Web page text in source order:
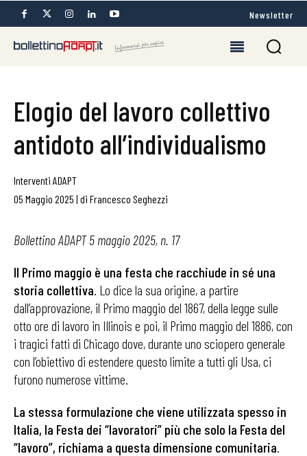
Newsletter
Elogio del lavoro collettivo
antidoto all’individualismo
Interventi ADAPT
05 Maggio 2025 | di Francesco Seghezzi
Bollettino ADAPT 5 maggio 2025, n. 17
Il Primo maggio è una festa che racchiude in sé una
storia collettiva. Lo dice la sua origine, a partire
dall’approvazione, il Primo maggio del 1867, della legge sulle
otto ore di lavoro in Illinois e poi, il Primo maggio del 1886, con
i tragici fatti di Chicago dove, durante uno sciopero generale
con l’obiettivo di estendere questo limite a tutti gli Usa, ci
furono numerose vittime.
La stessa formulazione che viene utilizzata spesso in
Italia, la Festa dei “lavoratori” più che solo la Festa del
“lavoro”, richiama a questa dimensione comunitaria.